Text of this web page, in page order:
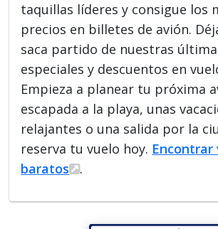
taquillas líderes y consigue los
precios en billetes de avión.
saca partido de nuestras
especiales y descuentos en
Empieza a planear tu próxima
escapada a la playa, unas
relajantes o una salida por la
reserva tu vuelo hoy. Encontrar
baratos
.